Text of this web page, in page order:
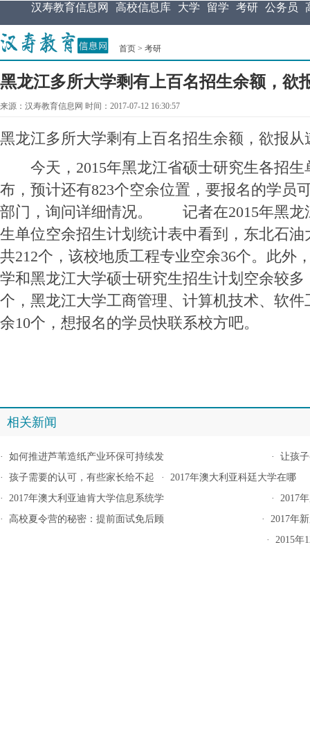
汉寿教育信息网 高校信息库 大学 留学 考研 公务员
首页 > 考研
黑龙江多所大学剩有上百名招生余额，欲
来源：汉寿教育信息网 时间：2017-07-12 16:30:57
黑龙江多所大学剩有上百名招生余额，欲报从
今天，2015年黑龙江省硕士研究生各招生
布，预计还有823个空余位置，要报名的学员
部门，询问详细情况。 记者在2015年黑龙
生单位空余招生计划统计表中看到，东北石
共212个，该校地质工程专业空余36个。此外
学和黑龙江大学硕士研究生招生计划空余较多
个，黑龙江大学工商管理、计算机技术、软
余10个，想报名的学员快联系校方吧。
相关新闻
· 如何推进芦苇造纸产业环保可持续发 · 让孩
· 孩子需要的认可，有些家长给不起 · 2017年澳大利亚科廷大学在哪
· 2017
· 2017年澳大利亚迪肯大学信息系统学
· 2017年
· 高校夏令营的秘密：提前面试免后顾
· 2015年